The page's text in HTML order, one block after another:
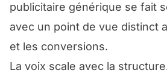
publicitaire générique se fait
avec un point de vue distinct
et les conversions.
La voix scale avec la